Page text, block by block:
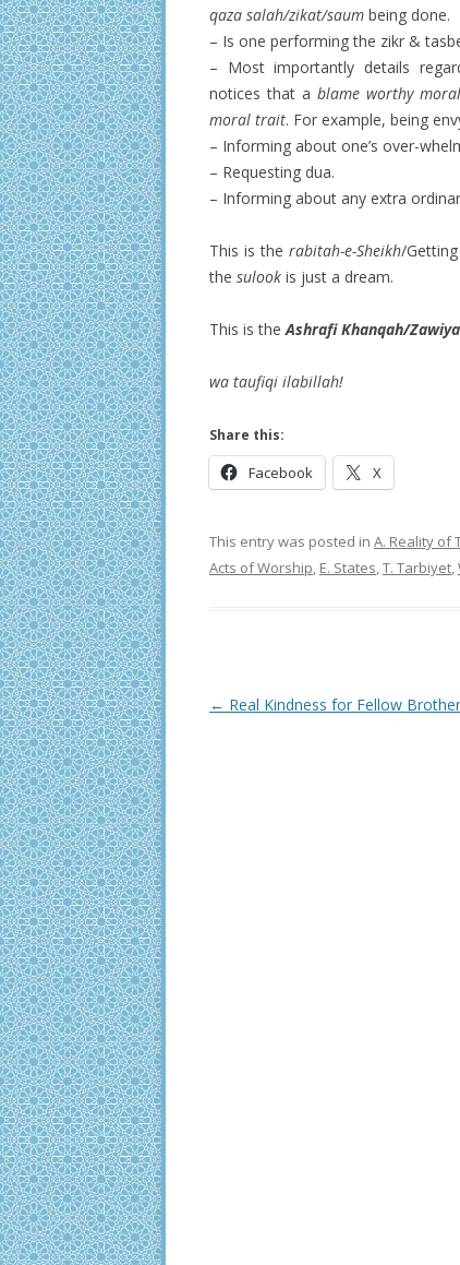
qaza salah/zikat/saum being done.
– Is one performing the zikr &
– Most importantly details
notices that ablame worthy
moral trait. For example, being
– Informing about one’s over-
– Requesting dua.
– Informing about any extra
This is the rabitah-e-Sheikh/
the sulook is just a dream.
This is theAshrafi Khanqah/
wa taufiqi ilabillah!
Share this:
Facebook X
This entry was posted in A. Reality of
Acts of Worship, E. States,T. Tarbiyet,
Post
← Real Kindness for Fellow